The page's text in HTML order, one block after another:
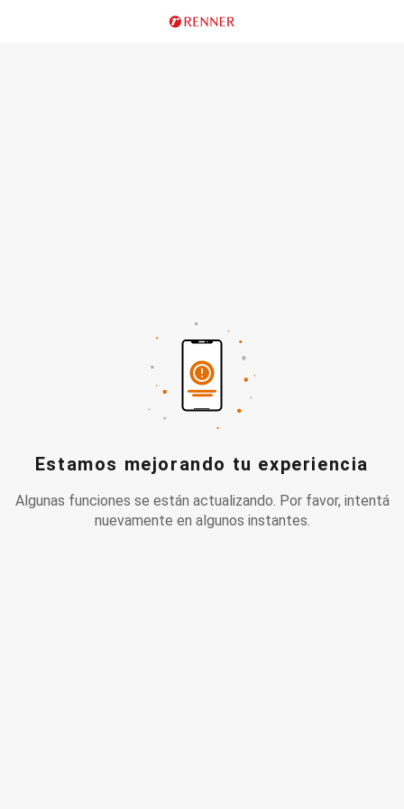
Estamos mejorando tu experiencia
Algunas funciones se están actualizando. Por favor, intentá
nuevamente en algunos instantes.